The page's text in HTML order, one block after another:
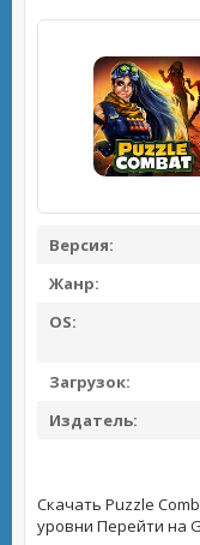
Версия:
Жанр:
OS:
Загрузок:
Издатель:
Скачать Puzzle
уровни Перейти на